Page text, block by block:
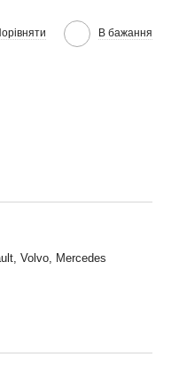
В бажання
Volvo, Mercedes